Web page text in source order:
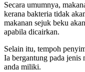
Secara umumnya,
kerana bakteria tidak
makanan sejuk beku
apabila dicairkan.
Selain itu, tempoh
Ia bergantung pada jenis
anda miliki.